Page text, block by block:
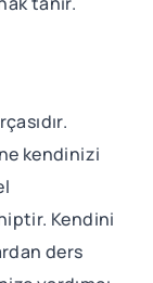
kendinizi
Kendini
ders